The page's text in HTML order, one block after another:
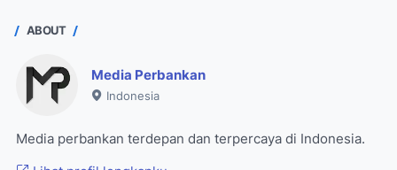
ABOUT
Media Perbankan
Indonesia
Media perbankan terdepan dan terpercaya di Indonesia.